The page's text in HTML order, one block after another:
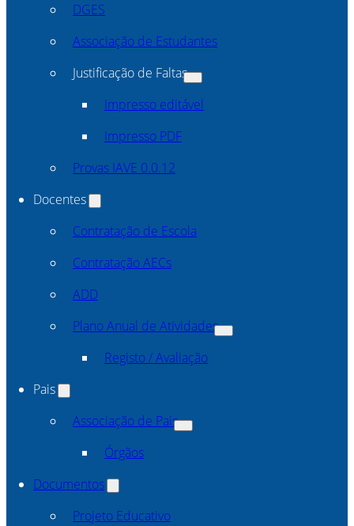
DGES
Associação de Estudantes
Justificação de Faltas
Impresso editável
Impresso PDF
Provas IAVE 0.0.12
Docentes
Contratação de Escola
Contratação AECs
ADD
Plano Anual de Atividades
Registo / Avaliação
Pais
Associação de Pais
Órgãos
Documentos
Projeto Educativo